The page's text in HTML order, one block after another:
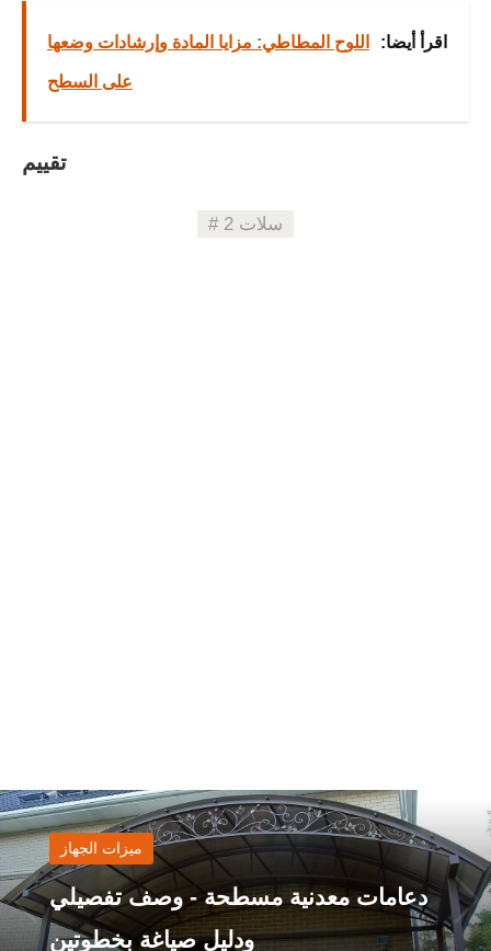
اقرأ أيضا: اللوح المطاطي: مزايا المادة وإرشادات وضعها
على السطح
تقييم
سلات 2
ميزات الجهاز
دعامات معدنية مسطحة - وصف تفصيلي
ودليل صياغة بخطوتين